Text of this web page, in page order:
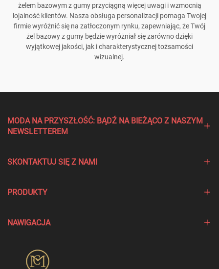
żelem bazowym z gumy przyciągną więcej uwagi i wzmocnią
lojalność klientów. Nasza obsługa personalizacji pomaga Twojej
firmie wyróżnić się na zatłoczonym rynku, zapewniając, że Twój
żel bazowy z gumy będzie wyróżniał się zarówno dzięki
wyjątkowej jakości, jak i charakterystycznej tożsamości
wizualnej.
MODA NA PRZYSZŁOŚĆ: BĄDŹ NA BIEŻĄCO Z NASZYM
NEWSLETTEREM
SKONTAKTUJ SIĘ Z NAMI
PRODUKTY
NAWIGACJA